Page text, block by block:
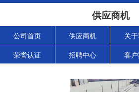
供应商机
公司首页 供应商机 关
荣誉认证 招聘中心 客户